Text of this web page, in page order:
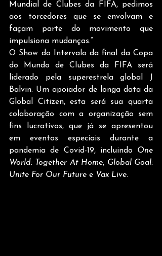
Mundial de Clubes da FIFA, pedimos
aos torcedores que se envolvam e
façam parte do movimento que
impulsiona mudanças.”
O Show do Intervalo da final da Copa
do Mundo de Clubes da FIFA será
liderado pela superestrela global J
Balvin. Um apoiador de longa data da
Global Citizen, esta será sua quarta
colaboração com a organização sem
fins lucrativos, que já se apresentou
em eventos especiais durante a
pandemia de Covid-19, incluindo One
World: Together At Home, Global Goal:
Unite For Our Future e Vax Live.